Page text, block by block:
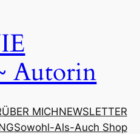
Autorin
ÜBER MICHNEWSLETTER
Sowohl-Als-Auch Shop